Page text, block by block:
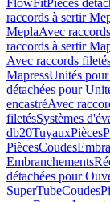
FlowFitPièces
raccords à sertir
MeplaAvec
raccords à sertir
Avec raccords
MapressUnités pour
détachées pour
encastréAvec
filetésSystèmes
db20TuyauxPièces
PiècesCoudes
Embranchements
détachées pour
SuperTubeCoudes